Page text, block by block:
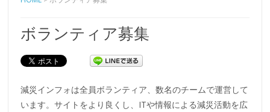
ボランティア募集
減災インフォは全員ボランティア、数名のチームで運営して
います。サイトをより良くし、ITや情報による減災活動を広